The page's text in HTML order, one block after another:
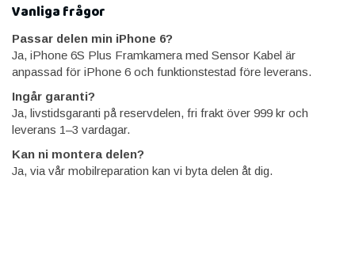
Vanliga frågor
Passar delen min iPhone 6?
Ja, iPhone 6S Plus Framkamera med Sensor Kabel är
anpassad för iPhone 6 och funktionstestad före leverans.
Ingår garanti?
Ja, livstidsgaranti på reservdelen, fri frakt över 999 kr och
leverans 1–3 vardagar.
Kan ni montera delen?
Ja, via vår mobilreparation kan vi byta delen åt dig.